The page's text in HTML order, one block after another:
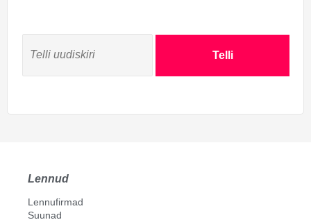
Telli
Lennud
Lennufirmad
Suunad